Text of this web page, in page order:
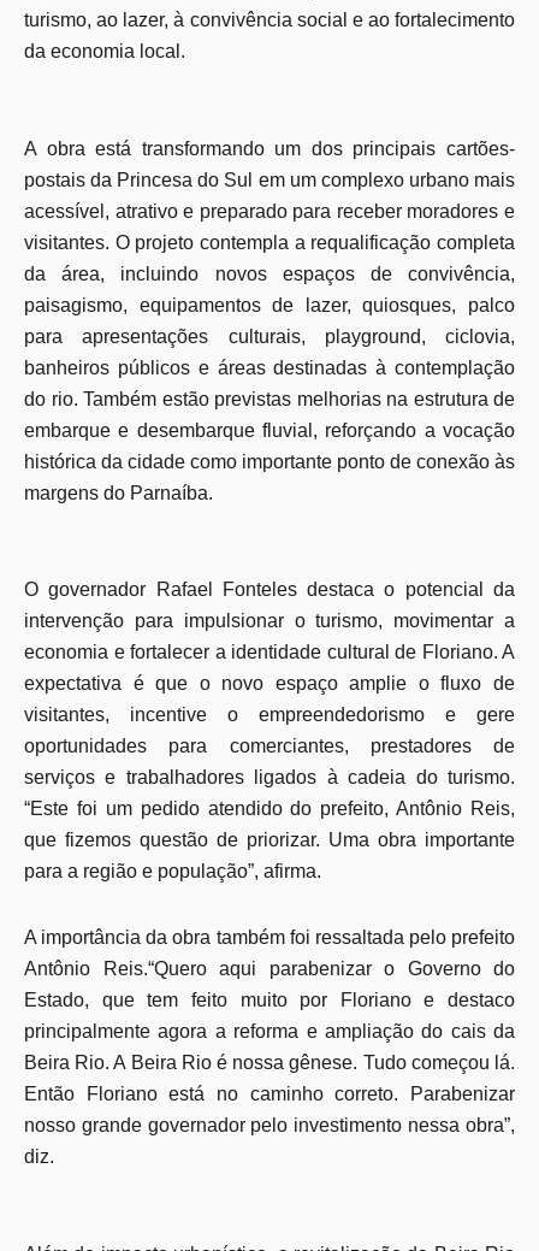
turismo, ao lazer, à convivência social e ao fortalecimento
da economia local.
A obra está transformando um dos principais cartões-
postais da Princesa do Sul em um complexo urbano mais
acessível, atrativo e preparado para receber moradores e
visitantes. O projeto contempla a requalificação completa
da área, incluindo novos espaços de convivência,
paisagismo, equipamentos de lazer, quiosques, palco
para apresentações culturais, playground, ciclovia,
banheiros públicos e áreas destinadas à contemplação
do rio. Também estão previstas melhorias na estrutura de
embarque e desembarque fluvial, reforçando a vocação
histórica da cidade como importante ponto de conexão às
margens do Parnaíba.
O governador Rafael Fonteles destaca o potencial da
intervenção para impulsionar o turismo, movimentar a
economia e fortalecer a identidade cultural de Floriano. A
expectativa é que o novo espaço amplie o fluxo de
visitantes, incentive o empreendedorismo e gere
oportunidades para comerciantes, prestadores de
serviços e trabalhadores ligados à cadeia do turismo.
“Este foi um pedido atendido do prefeito, Antônio Reis,
que fizemos questão de priorizar. Uma obra importante
para a região e população”, afirma.
A importância da obra também foi ressaltada pelo prefeito
Antônio Reis.“Quero aqui parabenizar o Governo do
Estado, que tem feito muito por Floriano e destaco
principalmente agora a reforma e ampliação do cais da
Beira Rio. A Beira Rio é nossa gênese. Tudo começou lá.
Então Floriano está no caminho correto. Parabenizar
nosso grande governador pelo investimento nessa obra”,
diz.